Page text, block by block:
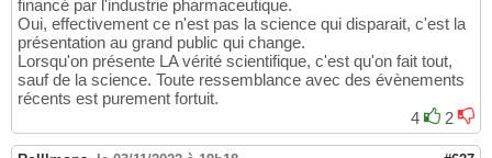
financé par l'industrie pharmaceutique.
Oui, effectivement ce n'est pas la science qui disparait, c'est la
présentation au grand public qui change.
Lorsqu'on présente LA vérité scientifique, c'est qu'on fait tout,
sauf de la science. Toute ressemblance avec des évènements
récents est purement fortuit.
4
2